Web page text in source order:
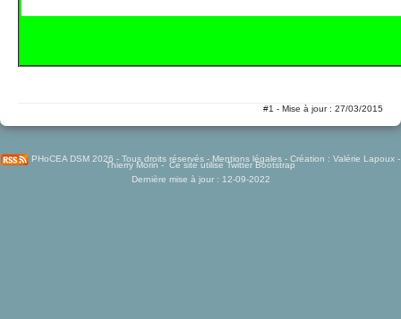
#1 - Mise à jour : 27/03/2015
PHoCEA DSM 2026 - Tous droits réservés - Mentions légales - Création : Valérie Lapoux -
Thierry Morin- Ce site utiliseTwitter Bootstrap
Dernière mise à jour : 12-09-2022